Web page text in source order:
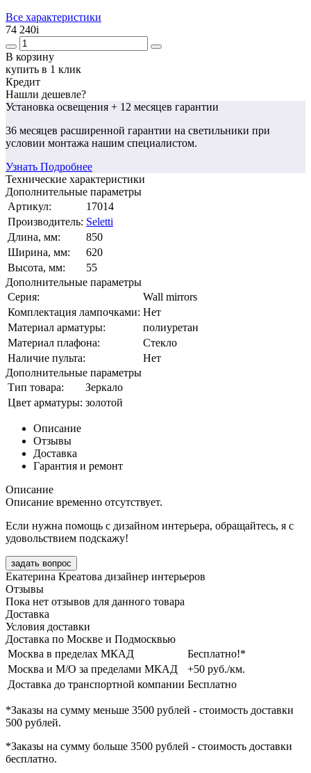
Все характеристики
74 240i
В корзину
купить в 1 клик
Кредит
Нашли дешевле?
Установка освещения + 12 месяцев гарантии
36 месяцев расширенной гарантии на светильники при
условии монтажа нашим специалистом.
Узнать Подробнее
Технические характеристики
Дополнительные параметры
Артикул:
17014
Производитель: Seletti
Длина, мм:
850
Ширина, мм:
620
Высота, мм:
55
Дополнительные параметры
Серия:
Wall mirrors
Комплектация лампочками: Нет
Материал арматуры:
полиуретан
Материал плафона:
Стекло
Наличие пульта:
Нет
Дополнительные параметры
Тип товара:
Зеркало
Цвет арматуры: золотой
Описание
Отзывы
Доставка
Гарантия и ремонт
Описание
Описание временно отсутствует.
Если нужна помощь с дизайном интерьера, обращайтесь, я с
удовольствием подскажу!
задать вопрос
Екатерина Креатова дизайнер интерьеров
Отзывы
Пока нет отзывов для данного товара
Доставка
Условия доставки
Доставка по Москве и Подмосквью
Москва в пределах МКАД
Бесплатно!*
Москва и М/О за пределами МКАД
+50 руб./км.
Доставка до транспортной компании Бесплатно
*Заказы на сумму меньше 3500 рублей - стоимость доставки
500 рублей.
*Заказы на сумму больше 3500 рублей - стоимость доставки
бесплатно.